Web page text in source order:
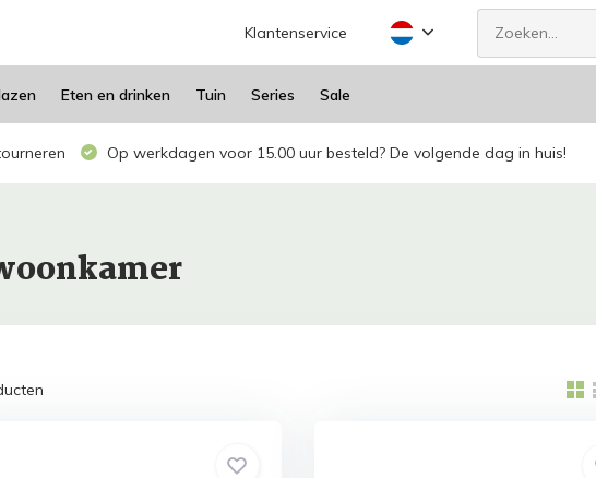
Klantenservice
Eten en drinken Tuin Series Sale
Op werkdagen voor 15.00 uur besteld? De volgende dag in huis!